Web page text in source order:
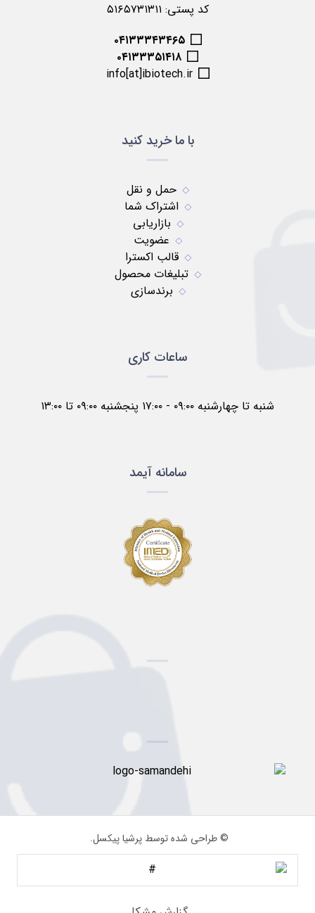
کد پستی: ۵۱۶۵۷۳۱۳۱۱
۰۴۱۳۳۳۴۳۴۶۵
۰۴۱۳۳۳۵۱۴۱۸
info[at]ibiotech.ir
با ما خرید کنید
حمل و نقل
اشتراک شما
بازاریابی
عضویت
قالب اکسترا
تبلیغات محصول
برندسازی
ساعات کاری
شنبه تا چهارشنبه ۰۹:۰۰ - ۱۷:۰۰ پنجشنبه ۰۹:۰۰ تا ۱۳:۰۰
سامانه آیمد
© طراحی شده توسط پرشیا پیکسل.